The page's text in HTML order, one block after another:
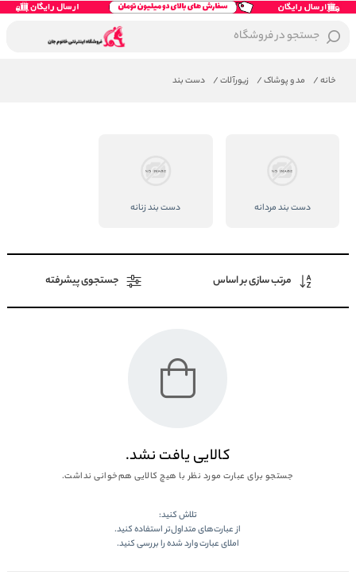
جستجو در فروشگاه
خانه/ مد و پوشاک/ زیورآلات/ دست بند
دست بند مردانه دست بند زنانه
مرتب سازی بر اساس جستجوی پیشرفته
کالایی یافت نشد.
جستجو برای عبارت مورد نظر با هیچ کالایی هم‌خوانی نداشت.
تلاش کنید:
از عبارت‌های متداول‌تر استفاده کنید.
املای عبارت وارد شده را بررسی کنید.